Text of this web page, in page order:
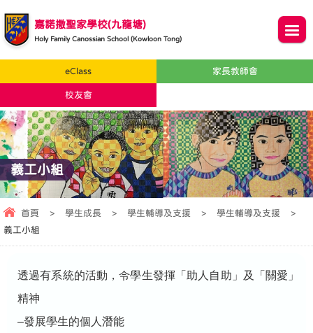
嘉諾撒聖家學校(九龍塘)
Holy Family Canossian School (Kowloon Tong)
eClass 家長教師會
校友會
義工小組
首頁 > 學生成長 > 學生輔導及支援 > 學生輔導及支援
>
義工小組
透過有系統的活動，令學生發揮「助人自助」及「關愛」
精神
–發展學生的個人潛能